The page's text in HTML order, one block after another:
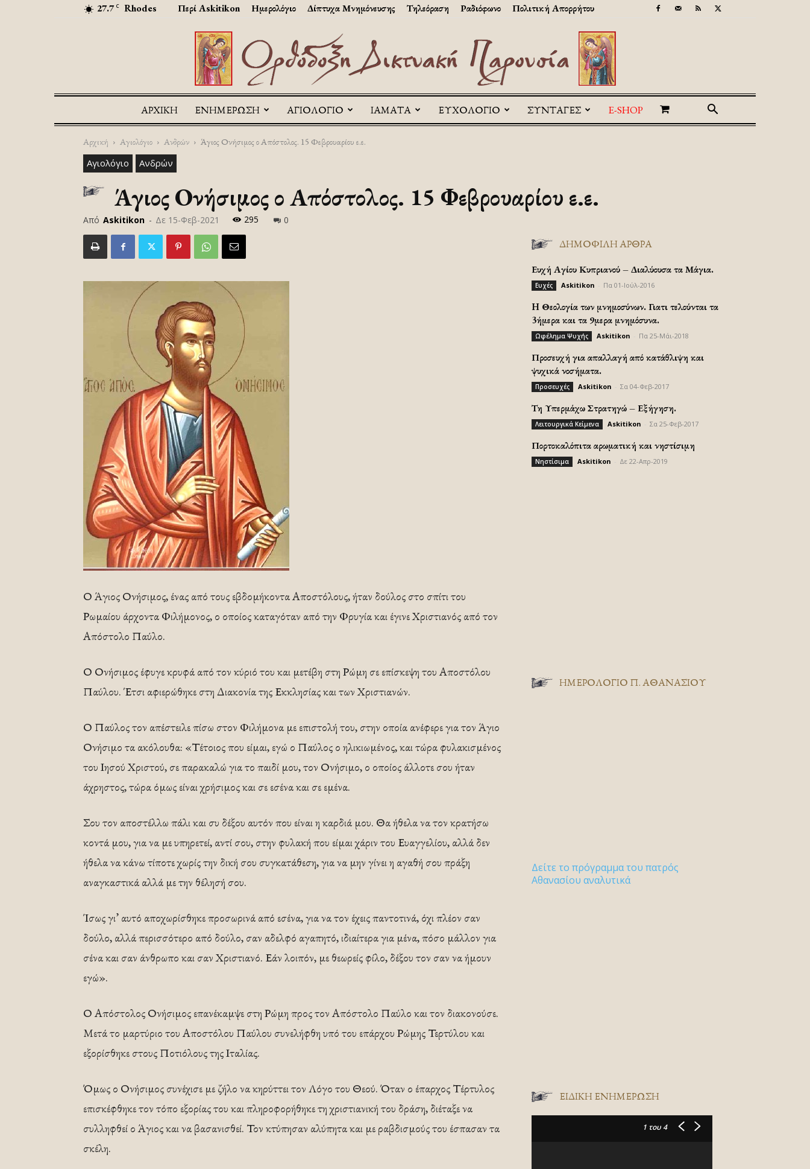
27.7 C Rhodes Περί Askitikon Ημερολόγιο Δίπτυχα Μνημόνευσης Τηλεόραση Ραδιόφωνο Πολιτική Απορρήτου
Askitikon
ΑΡΧΙΚΉ ΕΝΗΜΕΡΩΣΗ ΑΓΙΟΛΟΓΙΟ ΙΑΜΑΤΑ ΕΥΧΟΛΟΓΙΟ ΣΥΝΤΑΓΕΣ E-SHOP
Αρχική Αγιολόγιο Ανδρών Άγιος Ονήσιμος ο Απόστολος. 15 Φεβρουαρίου ε.ε.
Αγιολόγιο Ανδρών
Άγιος Ονήσιμος ο Απόστολος. 15 Φεβρουαρίου ε.ε.
Από Askitikon - Δε 15-Φεβ-2021 295 0
Ο Άγιος Ονήσιμος, ένας από τους εβδομήκοντα Αποστόλους, ήταν δούλος στο σπίτι του
Ρωμαίου άρχοντα Φιλήμονος, ο οποίος καταγόταν από την Φρυγία και έγινε Χριστιανός από τον
Απόστολο Παύλο.
Ο Ονήσιμος έφυγε κρυφά από τον κύριό του και μετέβη στη Ρώμη σε επίσκεψη του Αποστόλου
Παύλου. Έτσι αφιερώθηκε στη Διακονία της Εκκλησίας και των Χριστιανών.
Ο Παύλος τον απέστειλε πίσω στον Φιλήμονα με επιστολή του, στην οποία ανέφερε για τον Άγιο
Ονήσιμο τα ακόλουθα: «Τέτοιος που είμαι, εγώ ο Παύλος ο ηλικιωμένος, και τώρα φυλακισμένος
του Ιησού Χριστού, σε παρακαλώ για το παιδί μου, τον Ονήσιμο, ο οποίος άλλοτε σου ήταν
άχρηστος, τώρα όμως είναι χρήσιμος και σε εσένα και σε εμένα.
Σου τον αποστέλλω πάλι και συ δέξου αυτόν που είναι η καρδιά μου. Θα ήθελα να τον κρατήσω
κοντά μου, για να με υπηρετεί, αντί σου, στην φυλακή που είμαι χάριν του Ευαγγελίου, αλλά δεν
ήθελα να κάνω τίποτε χωρίς την δική σου συγκατάθεση, για να μην γίνει η αγαθή σου πράξη
αναγκαστικά αλλά με την θέλησή σου.
Ίσως γι’ αυτό αποχωρίσθηκε προσωρινά από εσένα, για να τον έχεις παντοτινά, όχι πλέον σαν
δούλο, αλλά περισσότερο από δούλο, σαν αδελφό αγαπητό, ιδιαίτερα για μένα, πόσο μάλλον για
σένα και σαν άνθρωπο και σαν Χριστιανό. Εάν λοιπόν, με θεωρείς φίλο, δέξου τον σαν να ήμουν
εγώ».
Ο Απόστολος Ονήσιμος επανέκαμψε στη Ρώμη προς τον Απόστολο Παύλο και τον διακονούσε.
Μετά το μαρτύριο του Αποστόλου Παύλου συνελήφθη υπό του επάρχου Ρώμης Τερτύλου και
εξορίσθηκε στους Ποτιόλους της Ιταλίας.
Όμως ο Ονήσιμος συνέχισε με ζήλο να κηρύττει τον Λόγο του Θεού. Όταν ο έπαρχος Τέρτυλος
επισκέφθηκε τον τόπο εξορίας του και πληροφορήθηκε τη χριστιανική του δράση, διέταξε να
συλληφθεί ο Άγιος και να βασανισθεί. Τον κτύπησαν αλύπητα και με ραβδισμούς του έσπασαν τα
σκέλη.
ΔΗΜΟΦΙΛΗ ΑΡΘΡΑ
Ευχή Αγίου Κυπριανού – Διαλύουσα τα Μάγια.
Ευχές Askitikon Πα 01-Ιούλ-2016
H Θεολογία των μνημοσύνων. Γιατι τελούνται τα
3ήμερα και τα 9μερα μνημόσυνα.
Ωφέλημα Ψυχής Askitikon Πα 25-Μάι-2018
Προσευχή για απαλλαγή από κατάθλιψη και
ψυχικά νοσήματα.
Προσευχές Askitikon Σα 04-Φεβ-2017
Τη Υπερμάχω Στρατηγώ – Εξήγηση.
Λειτουργικά Κείμενα Askitikon Σα 25-Φεβ-2017
Πορτοκαλόπιτα αρωματική και νηστίσιμη
Νηστίσιμα Askitikon Δε 22-Απρ-2019
ΗΜΕΡΟΛΟΓΙΟ Π. ΑΘΑΝΑΣΙΟΥ
Δείτε το πρόγραμμα του πατρός
Αθανασίου αναλυτικά
ΕΙΔΙΚΉ ΕΝΗΜΈΡΩΣΗ
1 του 4